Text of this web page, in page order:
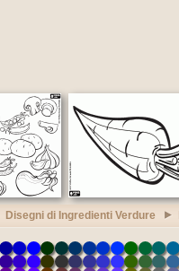
Disegni di Ingredienti Verdure